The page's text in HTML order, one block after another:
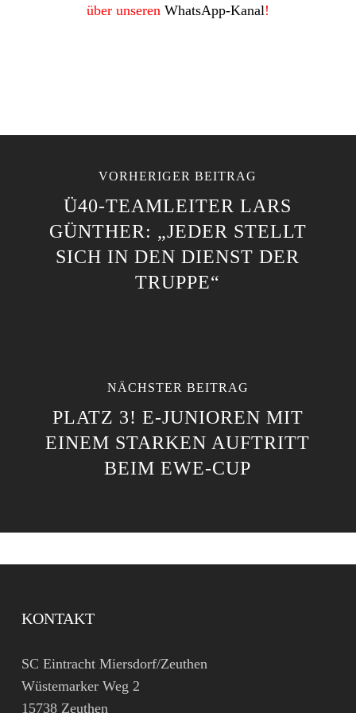
über unseren WhatsApp-Kanal!
VORHERIGER BEITRAG
Ü40-TEAMLEITER LARS
GÜNTHER: „JEDER STELLT
SICH IN DEN DIENST DER
TRUPPE“
NÄCHSTER BEITRAG
PLATZ 3! E-JUNIOREN MIT
EINEM STARKEN AUFTRITT
BEIM EWE-CUP
KONTAKT
SC Eintracht Miersdorf/Zeuthen
Wüstemarker Weg 2
15738 Zeuthen